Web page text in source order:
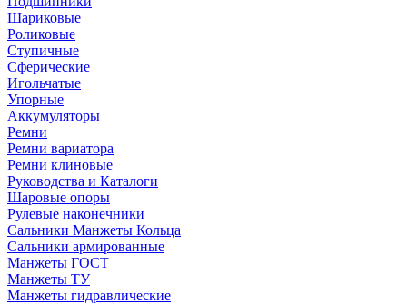
Шариковые
Роликовые
Ступичные
Сферические
Игольчатые
Упорные
Аккумуляторы
Ремни
Ремни вариатора
Ремни клиновые
Руководства и Каталоги
Шаровые опоры
Рулевые наконечники
Сальники Манжеты Кольца
Сальники армированные
Манжеты ГОСТ
Манжеты ТУ
Манжеты гидравлические